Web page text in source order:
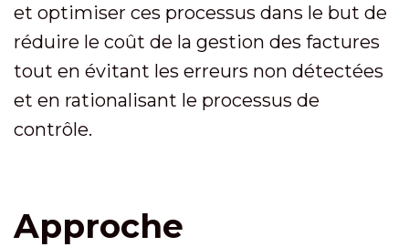
et optimiser ces processus dans le but de
réduire le coût de la gestion des factures
tout en évitant les erreurs non détectées
et en rationalisant le processus de
contrôle.
Approche